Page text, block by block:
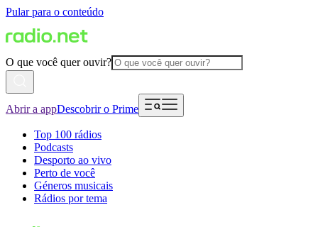
Pular para o conteúdo
O que você quer ouvir?
Abrir a appDescobrir o Prime
Top 100 rádios
Podcasts
Desporto ao vivo
Perto de você
Géneros musicais
Rádios por tema